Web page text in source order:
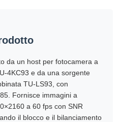
da un host per fotocamera a
4KC93 e da una sorgente
TU-LS93, con
Fornisce immagini a
a 60 fps con SNR
il blocco e il bilanciamento